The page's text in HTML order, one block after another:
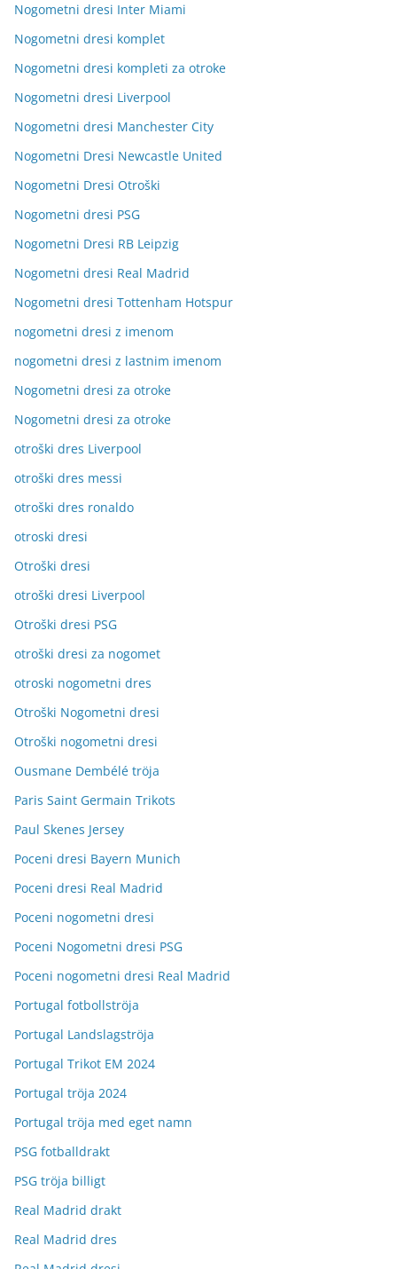
Nogometni dresi Inter Miami
Nogometni dresi komplet
Nogometni dresi kompleti za otroke
Nogometni dresi Liverpool
Nogometni dresi Manchester City
Nogometni Dresi Newcastle United
Nogometni Dresi Otroški
Nogometni dresi PSG
Nogometni Dresi RB Leipzig
Nogometni dresi Real Madrid
Nogometni dresi Tottenham Hotspur
nogometni dresi z imenom
nogometni dresi z lastnim imenom
Nogometni dresi za otroke
Nogometni dresi za otroke
otroški dres Liverpool
otroški dres messi
otroški dres ronaldo
otroski dresi
Otroški dresi
otroški dresi Liverpool
Otroški dresi PSG
otroški dresi za nogomet
otroski nogometni dres
Otroški Nogometni dresi
Otroški nogometni dresi
Ousmane Dembélé tröja
Paris Saint Germain Trikots
Paul Skenes Jersey
Poceni dresi Bayern Munich
Poceni dresi Real Madrid
Poceni nogometni dresi
Poceni Nogometni dresi PSG
Poceni nogometni dresi Real Madrid
Portugal fotbollströja
Portugal Landslagströja
Portugal Trikot EM 2024
Portugal tröja 2024
Portugal tröja med eget namn
PSG fotballdrakt
PSG tröja billigt
Real Madrid drakt
Real Madrid dres